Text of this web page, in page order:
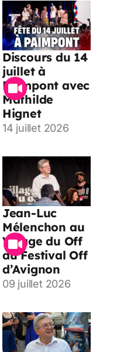
Discours du 14
juillet à
Paimpont avec
Mathilde
Hignet
14 juillet 2026
Jean-Luc
Mélenchon au
Village du Off
du Festival Off
d’Avignon
09 juillet 2026